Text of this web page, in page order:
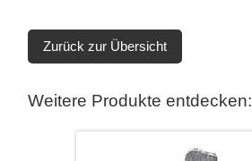
Zurück zur Übersicht
Weitere Produkte entdecken: